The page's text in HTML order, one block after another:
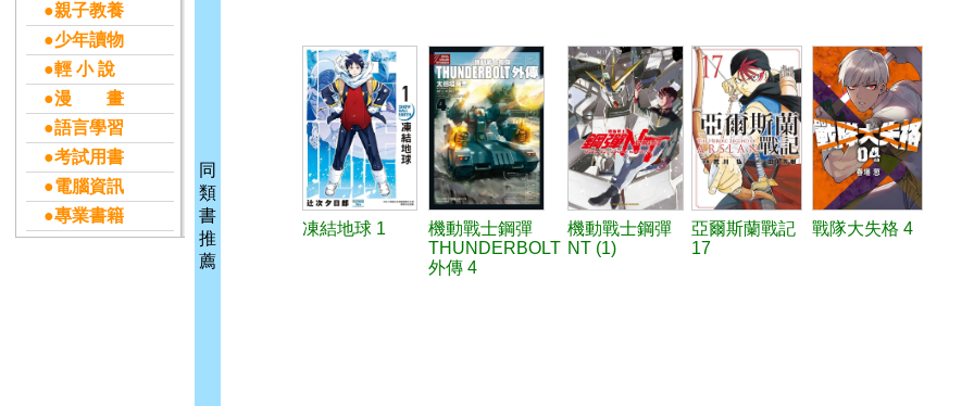
●親子教養
●少年讀物
●輕 小 說
●漫 畫
●語言學習
●考試用書
●電腦資訊
●專業書籍
同
類
書
推
薦
凍結地球 1
機動戰士鋼彈
THUNDERBOLT
外傳 4
機動戰士鋼彈
NT (1)
亞爾斯蘭戰記
17
戰隊大失格 4